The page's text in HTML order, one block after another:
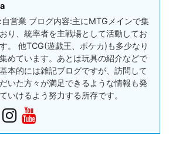
営業 ブログ内容:主にMTGメインで集
り、統率者を主戦場として活動してお
。 他TCG(遊戯王、ポケカ)も多少なり
めています。あとは玩具の紹介などで
本的には雑記ブログですが、訪問して
いた方々が満足できるような情報も発
いけるよう努力する所存です。